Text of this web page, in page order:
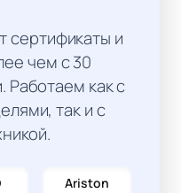
сертификаты и
чем с 30
как с
так и с
Ariston